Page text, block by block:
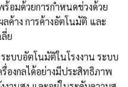
อมด้วยการกำหนดช่วงด้วย
ค้าง การค้างอัตโนมัติ และ
ย
บบอัตโนมัติในโรงงาน ระบบ
องกลได้อย่างมีประสิทธิภาพ